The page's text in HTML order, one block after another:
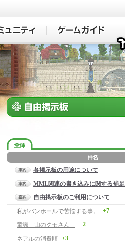
各掲示板の用途について
MML関連の書き込みに関する補足
自由掲示板のご利用について
私がバンホールで苦悩する事。
+7
童謡「山のクモさん」
+2
ネアルの消費順 +3